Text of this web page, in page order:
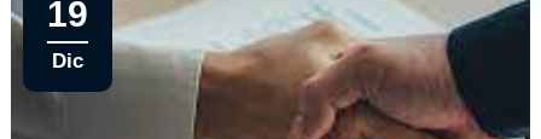
19
Dic